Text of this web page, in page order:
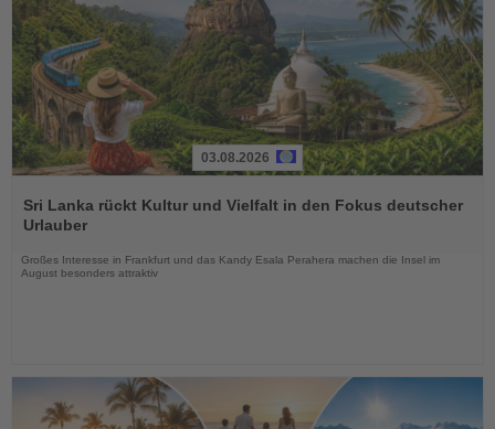
Sie
die
03.08.2026
Sri Lanka rückt Kultur und Vielfalt in den Fokus deutscher
Urlauber
Großes Interesse in Frankfurt und das Kandy Esala Perahera machen die Insel im
August besonders attraktiv